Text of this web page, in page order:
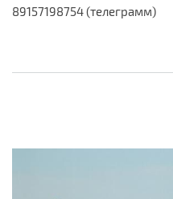
89157198754 (телеграмм)